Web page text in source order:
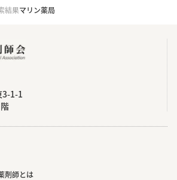
結果マリン薬局
3-1-1
剤師とは